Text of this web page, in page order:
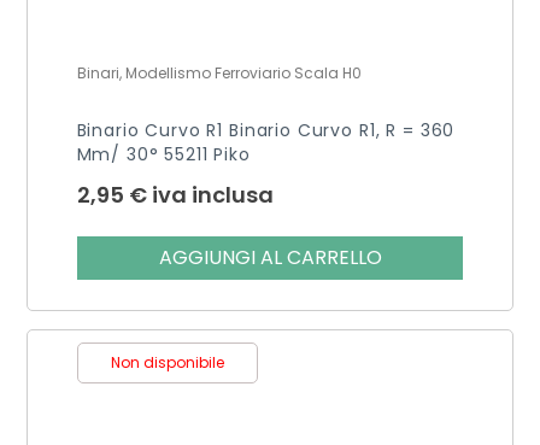
Binari, Modellismo Ferroviario Scala H0
Binario Curvo R1 Binario Curvo R1, R = 360
Mm/ 30° 55211 Piko
2,95 € iva inclusa
AGGIUNGI AL CARRELLO
Non disponibile